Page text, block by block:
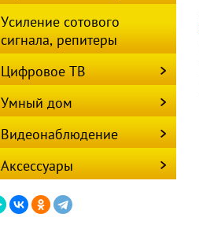
Усиление сотового
сигнала, репитеры
Цифровое ТВ
Умный дом
Видеонаблюдение
Аксессуары